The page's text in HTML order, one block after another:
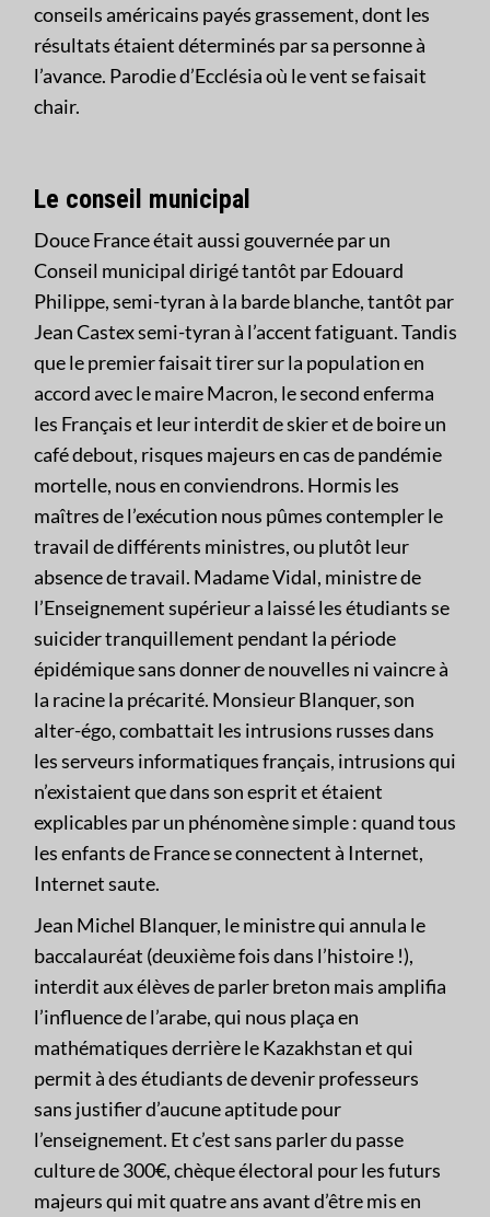
conseils américains payés grassement, dont les
résultats étaient déterminés par sa personne à
l’avance. Parodie d’Ecclésia où le vent se faisait
chair.
Le conseil municipal
Douce France était aussi gouvernée par un
Conseil municipal dirigé tantôt par Edouard
Philippe, semi-tyran à la barde blanche, tantôt par
Jean Castex semi-tyran à l’accent fatiguant. Tandis
que le premier faisait tirer sur la population en
accord avec le maire Macron, le second enferma
les Français et leur interdit de skier et de boire un
café debout, risques majeurs en cas de pandémie
mortelle, nous en conviendrons. Hormis les
maîtres de l’exécution nous pûmes contempler le
travail de différents ministres, ou plutôt leur
absence de travail. Madame Vidal, ministre de
l’Enseignement supérieur a laissé les étudiants se
suicider tranquillement pendant la période
épidémique sans donner de nouvelles ni vaincre à
la racine la précarité. Monsieur Blanquer, son
alter-égo, combattait les intrusions russes dans
les serveurs informatiques français, intrusions qui
n’existaient que dans son esprit et étaient
explicables par un phénomène simple : quand tous
les enfants de France se connectent à Internet,
Internet saute.
Jean Michel Blanquer, le ministre qui annula le
baccalauréat (deuxième fois dans l’histoire !),
interdit aux élèves de parler breton mais amplifia
l’influence de l’arabe, qui nous plaça en
mathématiques derrière le Kazakhstan et qui
permit à des étudiants de devenir professeurs
sans justifier d’aucune aptitude pour
l’enseignement. Et c’est sans parler du passe
culture de 300€, chèque électoral pour les futurs
majeurs qui mit quatre ans avant d’être mis en